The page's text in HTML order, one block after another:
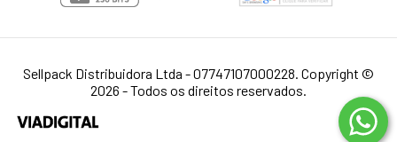
Sellpack Distribuidora Ltda - 07747107000228. Copyright ©
2026 - Todos os direitos reservados.